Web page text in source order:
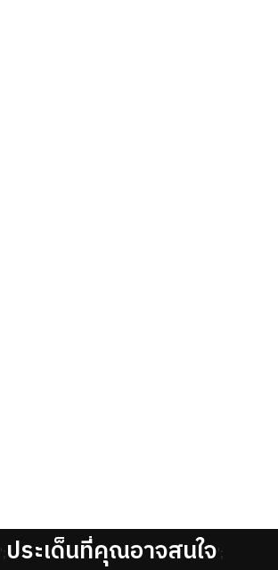
';ประเด็นที่คุณอาจสนใจ';